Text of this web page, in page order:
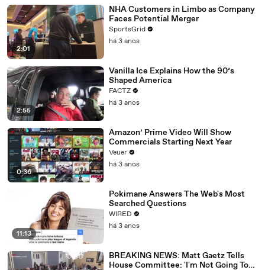
2:01
NHA Customers in Limbo as Company
Faces Potential Merger
SportsGrid
há 3 anos
2:55
Vanilla Ice Explains How the 90’s
Shaped America
FACTZ
há 3 anos
0:36
Amazon’ Prime Video Will Show
Commercials Starting Next Year
Veuer
há 3 anos
11:13
Pokimane Answers The Web's Most
Searched Questions
WIRED
há 3 anos
BREAKING NEWS: Matt Gaetz Tells
House Committee: 'I'm Not Going To